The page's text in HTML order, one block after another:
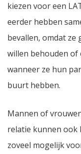
kiezen voor een
eerder hebben
bevallen, omdat
willen behouden of
wanneer ze hun
buurt hebben.
Mannen of
relatie kunnen ook
zoveel mogelijk